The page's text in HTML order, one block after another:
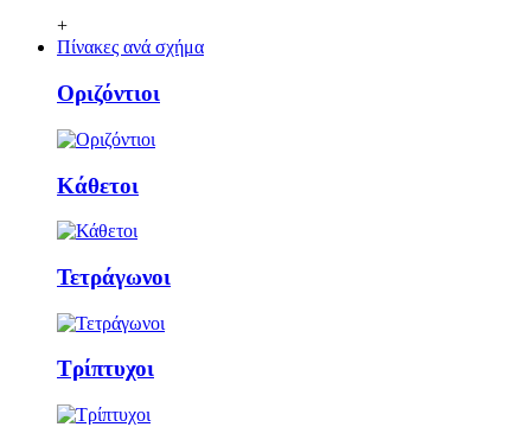
+
Πίνακες ανά σχήμα
Οριζόντιοι
Κάθετoι
Τετράγωνοι
Τρίπτυχοι